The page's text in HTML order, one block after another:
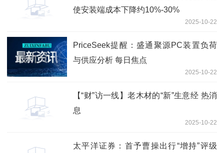
使安装端成本下降约10%-30%
2025-10-22
PriceSeek提醒：盛通聚源PC装置负荷
与供应分析 每日焦点
2025-10-22
【“财”访一线】老木材的“新”生意经 热消
息
2025-10-22
太平洋证券：首予曹操出行“增持”评级